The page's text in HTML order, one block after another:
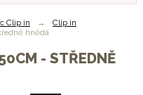
Clip in →
Clip in
hnědá
- STŘEDNĚ